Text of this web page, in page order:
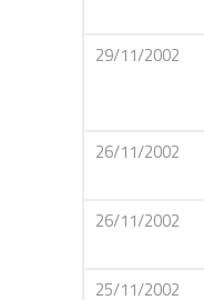
29/11/2002
26/11/2002
26/11/2002
25/11/2002